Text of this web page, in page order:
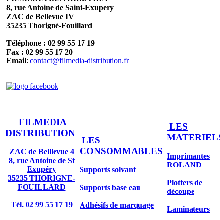
8, rue Antoine de Saint-Exupery
ZAC de Bellevue IV
35235 Thorigné-Fouillard
Téléphone : 02 99 55 17 19
Fax : 02 99 55 17 20
Email: contact@filmedia-distribution.fr
FILMEDIA
DISTRIBUTION
ZAC de Belllevue 4
8, rue Antoine de St
Exupéry
35235 THORIGNE-
FOUILLARD
Tél. 02 99 55 17 19
LES
CONSOMMABLES
Supports solvant
Supports base eau
Adhésifs de marquage
LES
Imprimantes
ROLAND
Plotters de
découpe
Laminateurs